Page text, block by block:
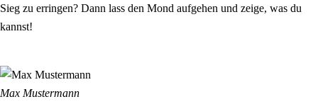
Sieg zu erringen? Dann lass den Mond aufgehen und zeige, was du
kannst!
Max Mustermann